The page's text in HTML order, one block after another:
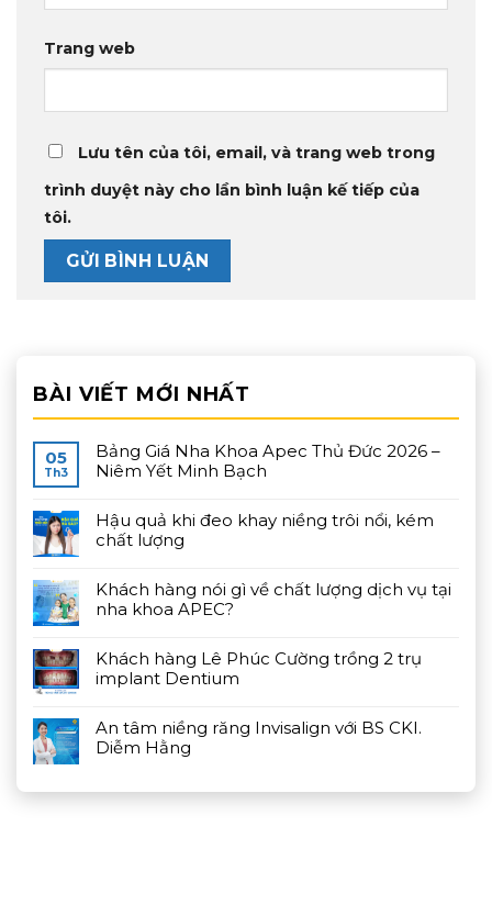
Trang web
Lưu tên của tôi, email, và trang web trong
trình duyệt này cho lần bình luận kế tiếp của
tôi.
BÀI VIẾT MỚI NHẤT
05
Th3
Bảng Giá Nha Khoa Apec Thủ Đức 2026 –
Niêm Yết Minh Bạch
Hậu quả khi đeo khay niềng trôi nổi, kém
chất lượng
Khách hàng nói gì về chất lượng dịch vụ tại
nha khoa APEC?
Khách hàng Lê Phúc Cường trồng 2 trụ
implant Dentium
An tâm niềng răng Invisalign với BS CKI.
Diễm Hằng